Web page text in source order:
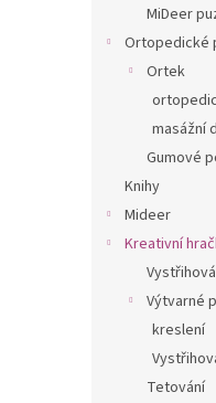
MiDeer
Ortopedické
Ortek
masážní
Gumové
Knihy
Mideer
Kreativní
Výtvarné
kreslení
Tetování